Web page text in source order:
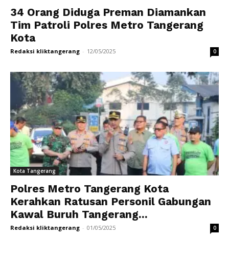
34 Orang Diduga Preman Diamankan
Tim Patroli Polres Metro Tangerang
Kota
Redaksi kliktangerang - 12/05/2025 0
Kota Tangerang
Polres Metro Tangerang Kota
Kerahkan Ratusan Personil Gabungan
Kawal Buruh Tangerang...
Redaksi kliktangerang - 01/05/2025 0